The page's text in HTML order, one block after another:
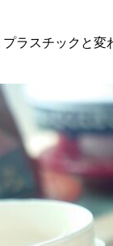
ラスチックと変